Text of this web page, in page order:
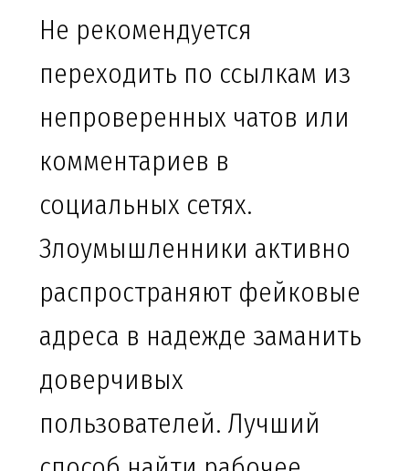
Не рекомендуется
переходить по ссылкам из
непроверенных чатов или
комментариев в
социальных сетях.
Злоумышленники активно
распространяют фейковые
адреса в надежде заманить
доверчивых
пользователей. Лучший